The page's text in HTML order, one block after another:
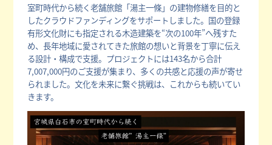
室町時代から続く老舗旅館「湯主一條」の建物修繕を目的と
したクラウドファンディングをサポートしました。国の登録
有形文化財にも指定される木造建築を“次の100年”へ残すた
め、長年地域に愛されてきた旅館の想いと背景を丁寧に伝え
る設計・構成で支援。プロジェクトには143名から合計
7,007,000円のご支援が集まり、多くの共感と応援の声が寄せ
られました。文化を未来に繋ぐ挑戦は、これからも続いてい
きます。